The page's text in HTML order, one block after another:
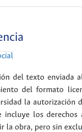
del texto enviada
del formato
la autorización
incluye los derechos
la obra, pero sin